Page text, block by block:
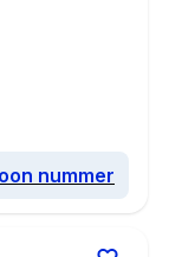
nummer